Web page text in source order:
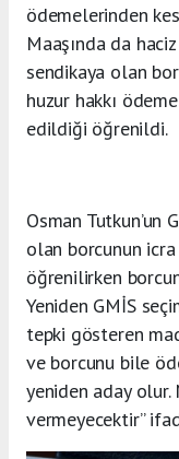
ödemelerinden
Maaşında da
sendikaya olan
huzur hakkı
edildiği öğrenildi.
Osman Tutkun’un
olan borcunun
öğrenilirken
Yeniden GMİS
tepki gösteren
ve borcunu bile
yeniden aday
vermeyecektir”